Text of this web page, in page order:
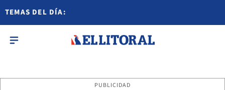
TEMAS DEL DÍA:
PUBLICIDAD